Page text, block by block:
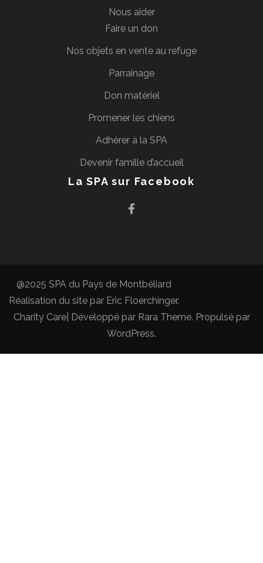
Nous aider
Faire un don
Nos objets en vente au refuge
Parrainage
Don matériel
Promener les chiens
Adhérer à la SPA
Devenir famille d’accueil
La SPA sur Facebook
@2025 SPA du Pays de Montbéliard
Réalisation du site par Eric Floerchinger.
Charity Care| Développé par Rara Theme. Propulsé par
WordPress.